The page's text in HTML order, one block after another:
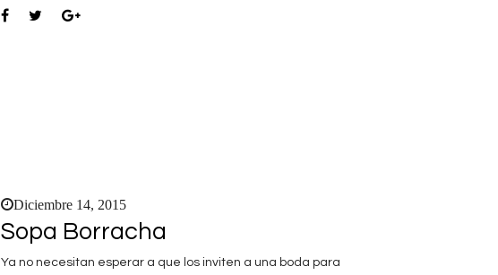
Diciembre 14, 2015
Sopa Borracha
Ya no necesitan esperar a que los inviten a una boda para